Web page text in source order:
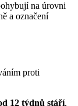
na úrovni
a označení
proti
12 týdnů stáří.